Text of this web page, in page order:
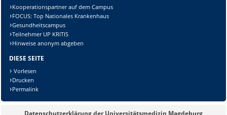
Kooperationspartner auf dem Campus
FOCUS: Top Nationales Krankenhaus
Gesundheitscampus
Teilnehmer UP KRITIS
Hinweise anonym abgeben
DIESE SEITE
Vorlesen
Drucken
Permalink